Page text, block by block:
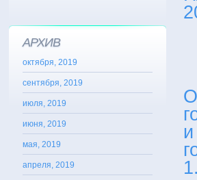
АРХИВ
октября, 2019
сентября, 2019
июля, 2019
июня, 2019
мая, 2019
апреля, 2019